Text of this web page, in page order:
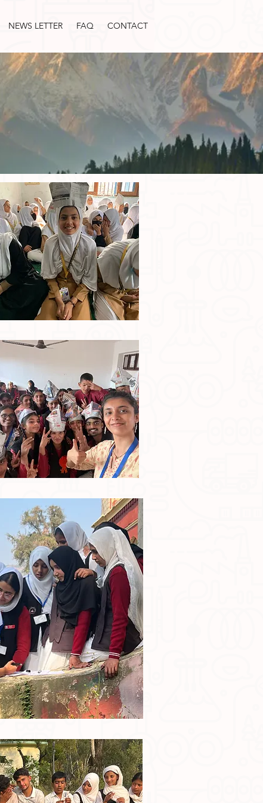
NEWS LETTER FAQ CONTACT